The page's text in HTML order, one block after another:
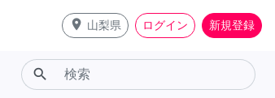
place 山梨県 ログイン 新規登録
search